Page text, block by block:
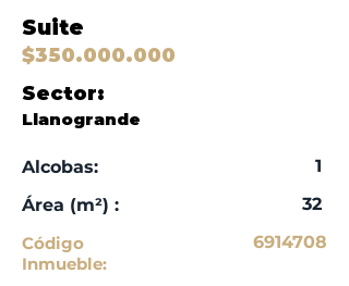
Suite
$350.000.000
Sector:
Llanogrande
Alcobas:
​Área (m²) :
Código
Inmueble:
1
32
6914708